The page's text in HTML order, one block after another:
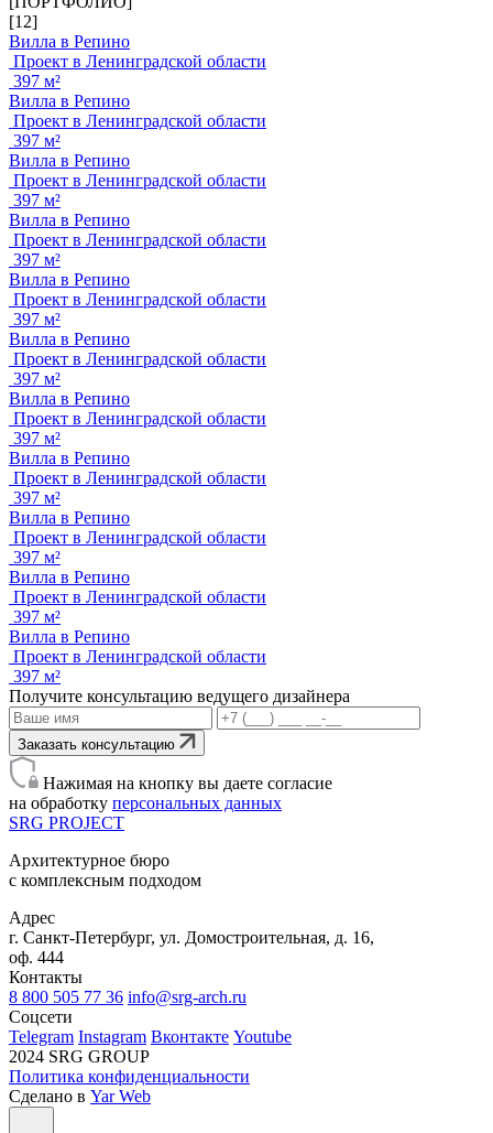
[12]
Вилла в Репино
Проект в Ленинградской области
397 м²
Вилла в Репино
Проект в Ленинградской области
397 м²
Вилла в Репино
Проект в Ленинградской области
397 м²
Вилла в Репино
Проект в Ленинградской области
397 м²
Вилла в Репино
Проект в Ленинградской области
397 м²
Вилла в Репино
Проект в Ленинградской области
397 м²
Вилла в Репино
Проект в Ленинградской области
397 м²
Вилла в Репино
Проект в Ленинградской области
397 м²
Вилла в Репино
Проект в Ленинградской области
397 м²
Вилла в Репино
Проект в Ленинградской области
397 м²
Вилла в Репино
Проект в Ленинградской области
397 м²
Получите консультацию ведущего дизайнера
Заказать консультацию
Нажимая на кнопку вы даете согласие
на обработку персональных данных
SRG PROJECT
Архитектурное бюро
с комплексным подходом
Адрес
г. Санкт-Петербург, ул. Домостроительная, д. 16,
оф. 444
Контакты
8 800 505 77 36 info@srg-arch.ru
Соцсети
Telegram Instagram Вконтакте Youtube
2024 SRG GROUP
Политика конфиденциальности
Сделано в Yar Web